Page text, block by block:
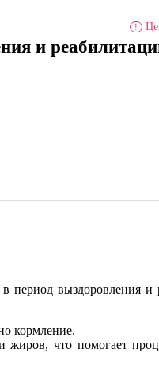
!
и
период выздоровления и
кормление.
жиров, что помогает